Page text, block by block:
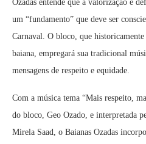
Ozadas entende que a valorização e
um “fundamento” que deve ser
Carnaval. O bloco, que
baiana, empregará sua tradicional
mensagens de respeito e equidade.
Com a música tema “Mais respeito,
do bloco, Geo Ozado, e interpretada
Mirela Saad, o Baianas Ozadas